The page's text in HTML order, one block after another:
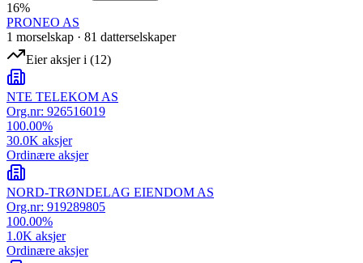
16%
PRONEO AS
1 morselskap · 81 datterselskaper
Eier aksjer i (12)
NTE TELEKOM AS
Org.nr: 926516019
100.00%
30.0K aksjer
Ordinære aksjer
NORD-TRØNDELAG EIENDOM AS
Org.nr: 919289805
100.00%
1.0K aksjer
Ordinære aksjer